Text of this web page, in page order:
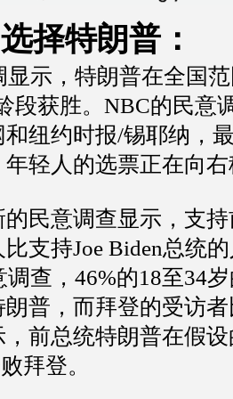
择特朗普：
显示，特朗普在全国
段获胜。 NBC的民意
纽约时报/锡耶纳，
轻人的选票正在向
民意调查显示，支
支持Joe Biden总统
查，46%的18至34
普，而拜登的受访
，前总统特朗普在假
拜登。